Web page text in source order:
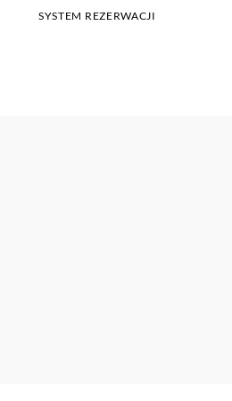
SYSTEM REZERWACJI